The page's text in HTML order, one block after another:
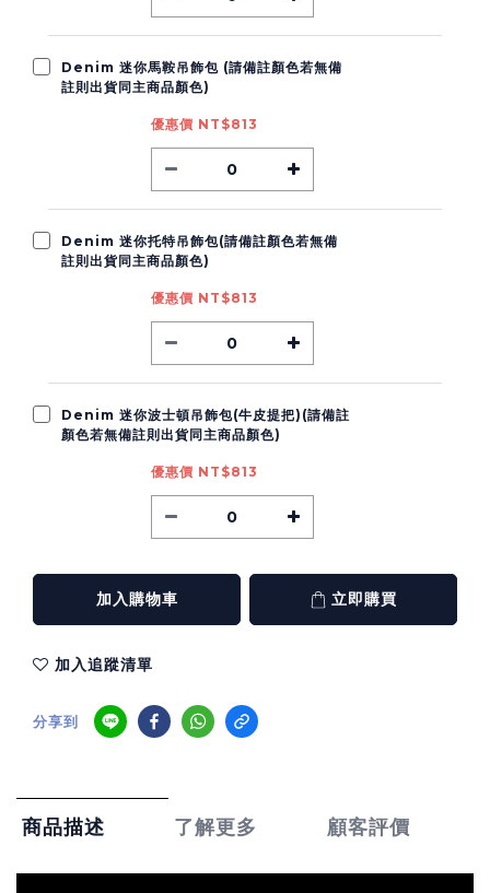
Denim 迷你馬鞍吊飾包 (請備註顏色若無備
註則出貨同主商品顏色)
優惠價 NT$813
Denim 迷你托特吊飾包(請備註顏色若無備
註則出貨同主商品顏色)
優惠價 NT$813
Denim 迷你波士頓吊飾包(牛皮提把)(請備註
顏色若無備註則出貨同主商品顏色)
優惠價 NT$813
加入購物車 立即購買
加入追蹤清單
分享到
商品描述 了解更多 顧客評價